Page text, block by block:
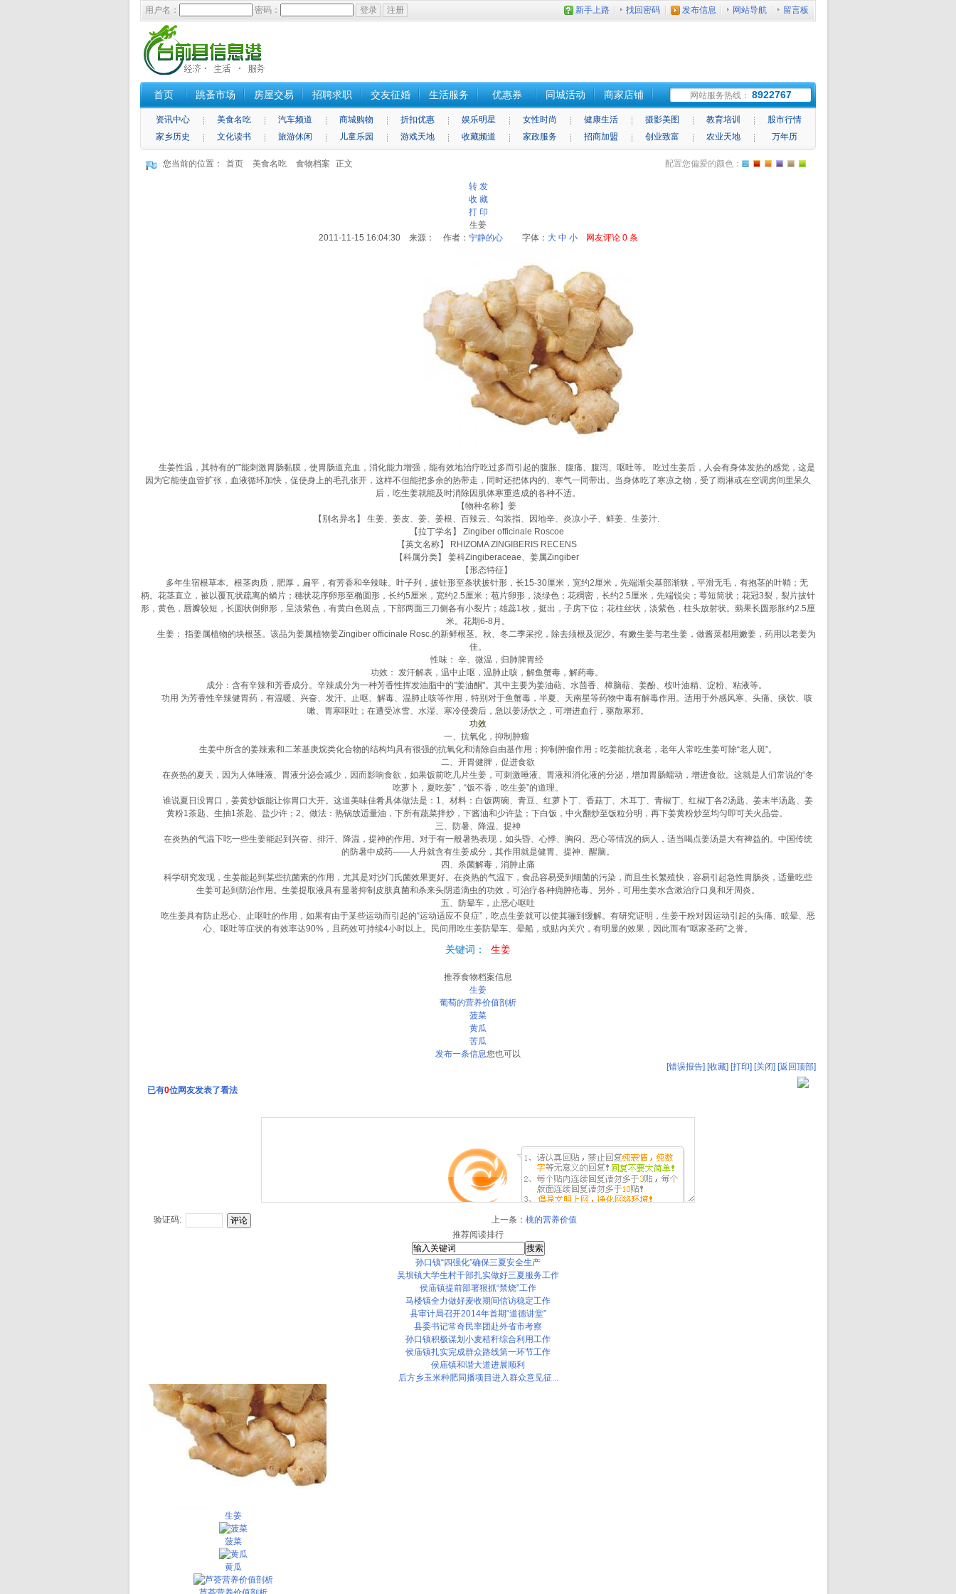
用户名： 密码： 新手上路 找回密码 发布信息 网站导航 留言板
首页 跳蚤市场 房屋交易 招聘求职 交友征婚 生活服务 优惠券 同城活动 商家店铺 网站服务热线： 8922767
资讯中心 美食名吃 汽车频道 商城购物 折扣优惠 娱乐明星 女性时尚 健康生活 摄影美图 教育培训
股市行情
家乡历史
文化读书 旅游休闲 儿童乐园 游戏天地 收藏频道 家政服务 招商加盟 创业致富 农业天地 万年历
您当前的位置： 首页 美食名吃 食物档案 正文 配置您偏爱的颜色：
转 发
收 藏
打 印
生姜
2011-11-15 16:04:30 来源： 作者： 宁静的心字体： 大 中 小 网友评论 0条
生姜性温，其特有的“”能刺激胃肠黏膜，使胃肠道充血，消化能力增强，能有效地治疗吃过多而引起的腹胀、腹痛、腹泻、呕吐等。 吃过生姜后，人会有身体发热的感觉，这是
因为它能使血管扩张，血液循环加快，促使身上的毛孔张开，这样不但能把多余的热带走，同时还把体内的、寒气一同带出。当身体吃了寒凉之物，受了雨淋或在空调房间里呆久
后，吃生姜就能及时消除因肌体寒重造成的各种不适。
【物种名称】姜
【别名异名】 生姜、姜皮、姜、姜根、百辣云、勾装指、因地辛、炎凉小子、鲜姜、生姜汁.
【拉丁学名】 Zingiber officinale Roscoe
【英文名称】 RHIZOMA ZINGIBERIS RECENS
【科属分类】 姜科Zingiberaceae、姜属Zingiber
【形态特征】
多年生宿根草本。根茎肉质，肥厚，扁平，有芳香和辛辣味。叶子列，披钍形至条状披针形，长15-30厘米，宽约2厘米，先端渐尖基部渐狭，平滑无毛，有抱茎的叶鞘；无
柄。花茎直立，被以覆瓦状疏离的鳞片；穗状花序卵形至椭圆形，长约5厘米，宽约2.5厘米；苞片卵形，淡绿色；花稠密，长约2.5厘米，先端锐尖；萼短筒状；花冠3裂，裂片披针
形，黄色，唇瓣较短，长圆状倒卵形，呈淡紫色，有黄白色斑点，下部两面三刀侧各有小裂片；雄蕊1枚，挺出，子房下位；花柱丝状，淡紫色，柱头放射状。蒴果长圆形胀约2.5厘
米。花期6-8月。
生姜： 指姜属植物的块根茎。该品为姜属植物姜Zingiber officinale Rosc.的新鲜根茎。秋、冬二季采挖，除去须根及泥沙。有嫩生姜与老生姜，做酱菜都用嫩姜，药用以老姜为
佳。
性味： 辛、微温，归肺脾胃经
功效： 发汗解表，温中止呕，温肺止咳，解鱼蟹毒，解药毒。
成分：含有辛辣和芳香成分。辛辣成分为一种芳香性挥发油脂中的"姜油酮"。其中主要为姜油萜、水茴香、樟脑萜、姜酚、桉叶油精、淀粉、粘液等。
功用 为芳香性辛辣健胃药，有温暖、兴奋、发汗、止呕、解毒、温肺止咳等作用，特别对于鱼蟹毒，半夏、天南星等药物中毒有解毒作用。适用于外感风寒、头痛、痰饮、咳
嗽、胃寒呕吐；在遭受冰雪、水湿、寒冷侵袭后，急以姜汤饮之，可增进血行，驱散寒邪。
功效
一、抗氧化，抑制肿瘤
生姜中所含的姜辣素和二苯基庚烷类化合物的结构均具有很强的抗氧化和清除自由基作用；抑制肿瘤作用；吃姜能抗衰老，老年人常吃生姜可除“老人斑”。
二、开胃健脾，促进食欲
在炎热的夏天，因为人体唾液、胃液分泌会减少，因而影响食欲，如果饭前吃几片生姜，可刺激唾液、胃液和消化液的分泌，增加胃肠蠕动，增进食欲。这就是人们常说的“冬
吃萝卜，夏吃姜”，“饭不香，吃生姜”的道理。
谁说夏日没胃口，姜黄炒饭能让你胃口大开。这道美味佳肴具体做法是：1、材料：白饭两碗、青豆、红萝卜丁、香菇丁、木耳丁、青椒丁、红椒丁各2汤匙、姜末半汤匙、姜
黄粉1茶匙、生抽1茶匙、盐少许；2、做法：热锅放适量油，下所有蔬菜拌炒，下酱油和少许盐；下白饭，中火翻炒至饭粒分明，再下姜黄粉炒至均匀即可关火品尝。
三、防暑、降温、提神
在炎热的气温下吃一些生姜能起到兴奋、排汗、降温，提神的作用。对于有一般暑热表现，如头昏、心悸、胸闷、恶心等情况的病人，适当喝点姜汤是大有裨益的。中国传统
的防暑中成药——人丹就含有生姜成分，其作用就是健胃、提神、醒脑。
四、杀菌解毒，消肿止痛
科学研究发现，生姜能起到某些抗菌素的作用，尤其是对沙门氏菌效果更好。在炎热的气温下，食品容易受到细菌的污染，而且生长繁殖快，容易引起急性胃肠炎，适量吃些
生姜可起到防治作用。生姜提取液具有显著抑制皮肤真菌和杀来头阴道滴虫的功效，可治疗各种痈肿疮毒。另外，可用生姜水含漱治疗口臭和牙周炎。
五、防晕车，止恶心呕吐
吃生姜具有防止恶心、止呕吐的作用，如果有由于某些运动而引起的“运动适应不良症”，吃点生姜就可以使其骊到缓解。有研究证明，生姜干粉对因运动引起的头痛、眩晕、恶
心、呕吐等症状的有效率达90%，且药效可持续4小时以上。民间用吃生姜防晕车、晕船，或贴内关穴，有明显的效果，因此而有“呕家圣药”之誉。
关键词： 生姜
推荐食物档案信息
生姜
葡萄的营养价值剖析
菠菜
黄瓜
苦瓜
发布一条信息您也可以
[错误报告] [收藏] [打印] [关闭] [返回顶部]
已有0位网友发表了看法
验证码: 上一条：桃的营养价值
推荐阅读排行
孙口镇“四强化”确保三夏安全生产
吴坝镇大学生村干部扎实做好三夏服务工作
侯庙镇提前部署狠抓“禁烧”工作
马楼镇全力做好麦收期间信访稳定工作
县审计局召开2014年首期“道德讲堂”
县委书记常奇民率团赴外省市考察
孙口镇积极谋划小麦秸秆综合利用工作
侯庙镇扎实完成群众路线第一环节工作
侯庙镇和谐大道进展顺利
后方乡玉米种肥同播项目进入群众意见征...
生姜
菠菜
黄瓜